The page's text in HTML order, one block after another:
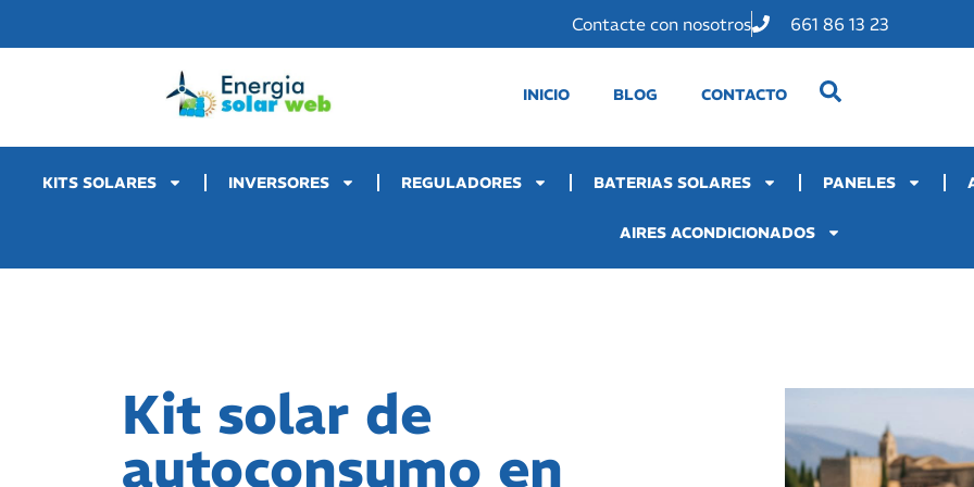
Contacte con nosotros 661 86 13 23
INICIO BLOG CONTACTO
KITS SOLARES INVERSORES REGULADORES BATERIAS SOLARES PANELES
AIRES ACONDICIONADOS
Kit solar de
autoconsumo en